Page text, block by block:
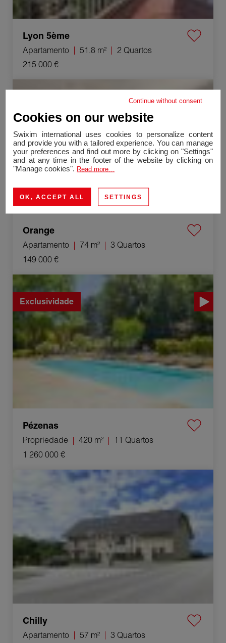
Lyon 5ème
Apartamento 51.8 m²
2 Quartos
215 000 €
Venda Apartamento Orange 3 Quartos 74 m²
Orange
Apartamento 74 m²
3 Quartos
149 000 €
Venda Propriedade Pézenas 11 Quartos 420 m²
Exclusividade
Pézenas
Propriedade 420 m²
11 Quartos
1 260 000 €
Venda Apartamento Chilly 3 Quartos 57 m²
Chilly
Apartamento 57 m²
3 Quartos
Continue without consent
Cookies on our website
Swixim international uses cookies to personalize content
and provide you with a tailored experience. You can manage
your preferences and find out more by clicking on "Settings"
and at any time in the footer of the website by clicking on
"Manage cookies". Read more...
OK, ACCEPT ALL SETTINGS